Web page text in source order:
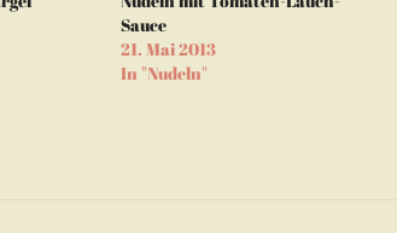
Sauce
21. Mai 2013
In "Nudeln"